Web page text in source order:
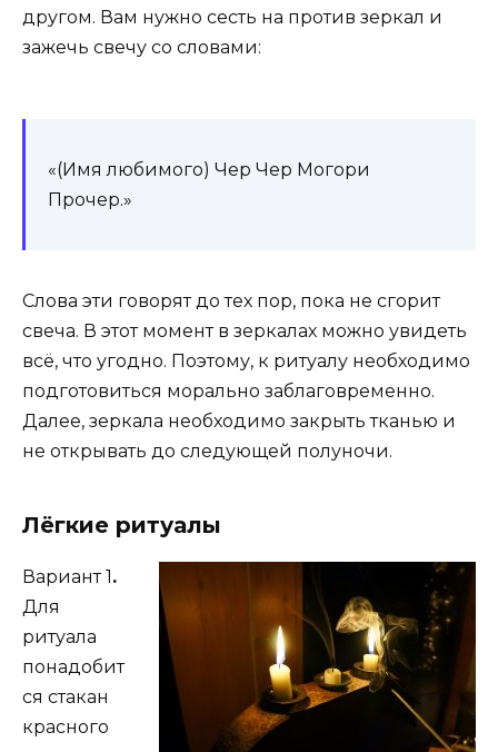
другом. Вам нужно сесть на против зеркал и
зажечь свечу со словами:
«(Имя любимого) Чер Чер Могори
Прочер.»
Слова эти говорят до тех пор, пока не сгорит
свеча. В этот момент в зеркалах можно увидеть
всё, что угодно. Поэтому, к ритуалу необходимо
подготовиться морально заблаговременно.
Далее, зеркала необходимо закрыть тканью и
не открывать до следующей полуночи.
Лёгкие ритуалы
Вариант 1 .
Для
ритуала
понадобит
ся стакан
красного